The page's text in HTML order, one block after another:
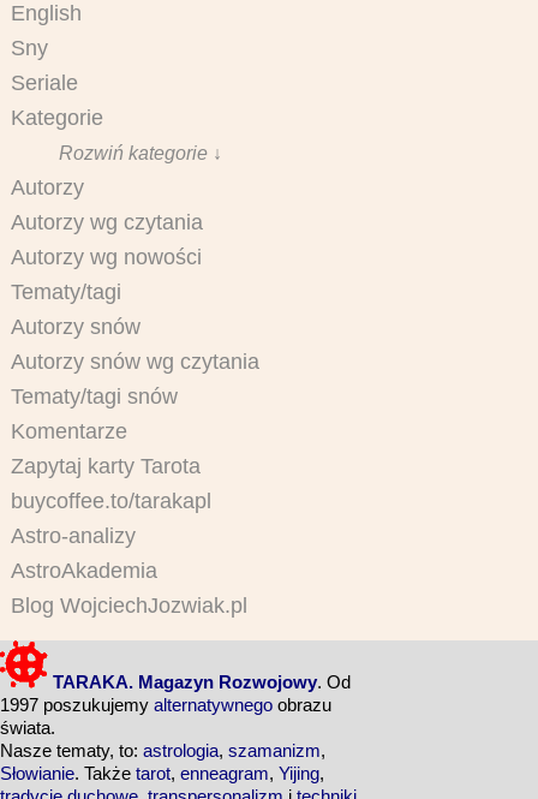
English
Sny
Seriale
Kategorie
Rozwiń kategorie ↓
Autorzy
Autorzy wg czytania
Autorzy wg nowości
Tematy/tagi
Autorzy snów
Autorzy snów wg czytania
Tematy/tagi snów
Komentarze
Zapytaj karty Tarota
buycoffee.to/tarakapl
Astro-analizy
AstroAkademia
Blog WojciechJozwiak.pl
TARAKA. Magazyn Rozwojowy. Od
1997 poszukujemy alternatywnego obrazu
świata.
Nasze tematy, to: astrologia, szamanizm,
Słowianie. Także tarot, enneagram, Yijing,